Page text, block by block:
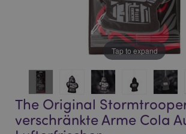
Tap to expand
The Original
verschränkte Arme Cola